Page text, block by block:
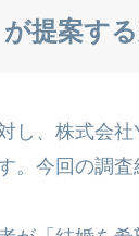
が提案す
し、株式会
。今回の調